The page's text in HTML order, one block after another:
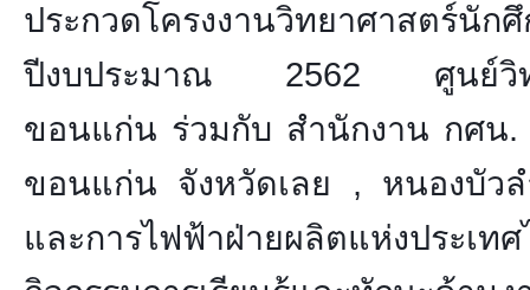
ประกวดโครงงานวิทยาศาสต
ปีงบประมาณ 2562 ศูนย์วิ
ขอนแก่น ร่วมกับ สำนักงาน กศน.
ขอนแก่น จังหวัดเลย , หนองบัว
และการไฟฟ้าฝ่ายผลิตแห่งประเ